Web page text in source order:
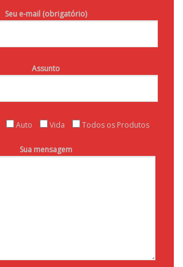
Seu e-mail (obrigatório)
Assunto
Auto Vida Todos os Produtos
Sua mensagem